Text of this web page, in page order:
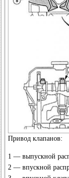
Привод клапанов:
1 — выпускной
2 — впускной